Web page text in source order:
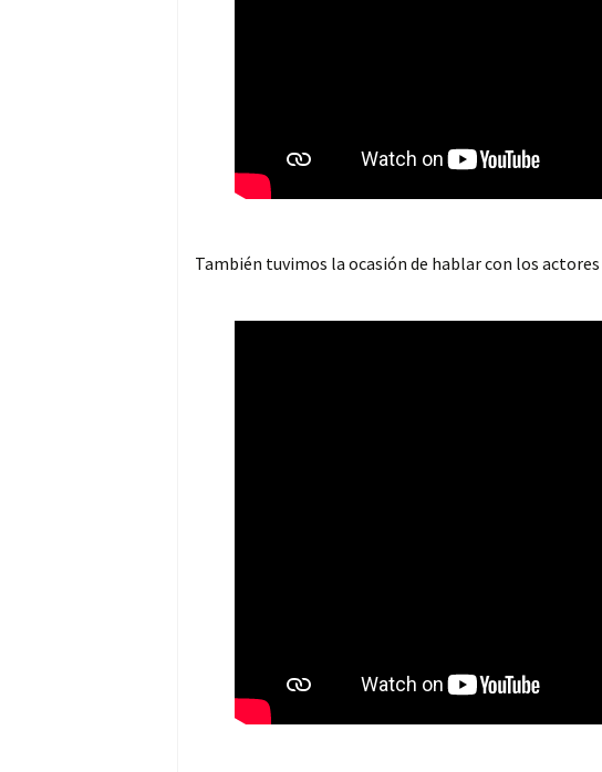
También tuvimos la ocasión de hablar con los actores